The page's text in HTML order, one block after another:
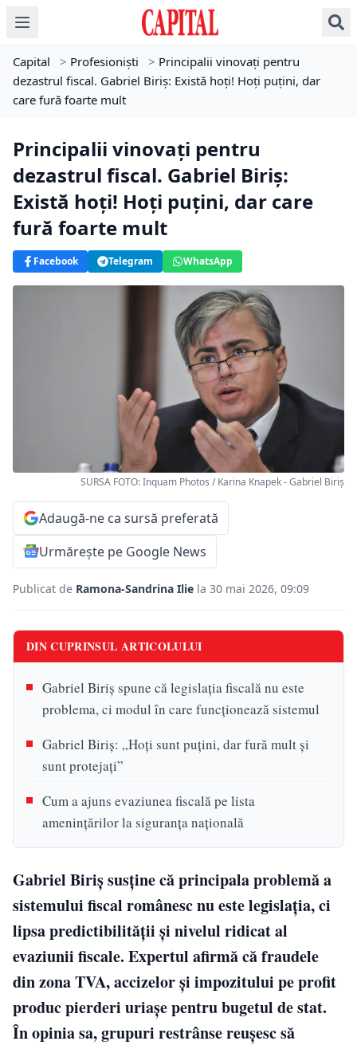
Capital > Profesioniști > Principalii vinovați pentru
dezastrul fiscal. Gabriel Biriș: Există hoți! Hoți puțini, dar
care fură foarte mult
Principalii vinovați pentru
dezastrul fiscal. Gabriel Biriș:
Există hoți! Hoți puțini, dar care
fură foarte mult
Facebook Telegram WhatsApp
SURSA FOTO: Inquam Photos / Karina Knapek - Gabriel Biriș
Adaugă-ne ca sursă preferată
Urmărește pe Google News
Publicat de Ramona-Sandrina Ilie la 30 mai 2026, 09:09
DIN CUPRINSUL ARTICOLULUI
Gabriel Biriș spune că legislația fiscală nu este
problema, ci modul în care funcționează sistemul
Gabriel Biriș: „Hoți sunt puțini, dar fură mult și
sunt protejați”
Cum a ajuns evaziunea fiscală pe lista
amenințărilor la siguranța națională
Gabriel Biriș susține că principala problemă a
sistemului fiscal românesc nu este legislația, ci
lipsa predictibilității și nivelul ridicat al
evaziunii fiscale. Expertul afirmă că fraudele
din zona TVA, accizelor și impozitului pe profit
produc pierderi uriașe pentru bugetul de stat.
În opinia sa, grupuri restrânse reușesc să